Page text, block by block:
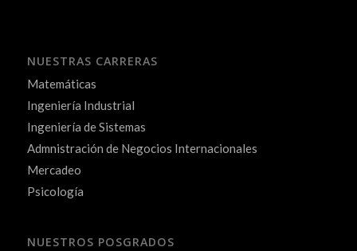
NUESTRAS CARRERAS
Matemáticas
Ingeniería Industrial
Ingeniería de Sistemas
Admnistración de Negocios Internacionales
Mercadeo
Psicología
NUESTROS POSGRADOS